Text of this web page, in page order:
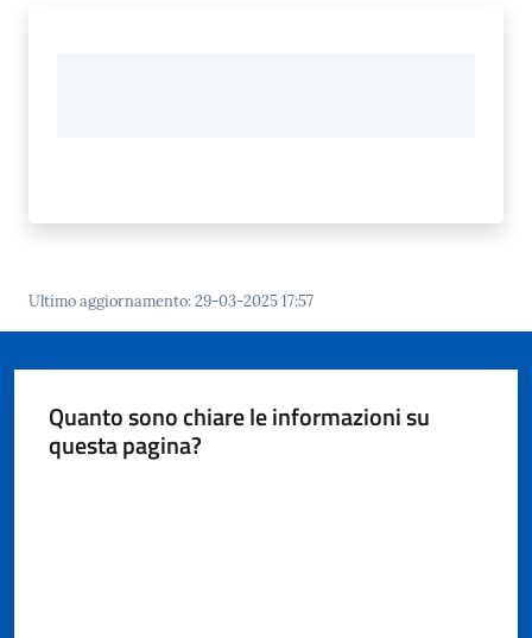
Ultimo aggiornamento:29-03-2025 17:57
Quanto sono chiare le informazioni su
questa pagina?